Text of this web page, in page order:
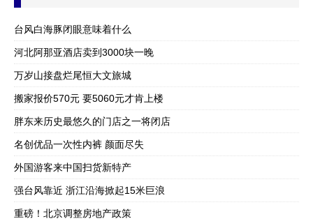
台风白海豚闭眼意味着什么
河北阿那亚酒店卖到3000块一晚
万岁山接盘烂尾恒大文旅城
搬家报价570元 要5060元才肯上楼
胖东来历史最悠久的门店之一将闭店
名创优品一次性内裤 颜面尽失
外国游客来中国扫货新特产
强台风靠近 浙江沿海掀起15米巨浪
重磅！北京调整房地产政策